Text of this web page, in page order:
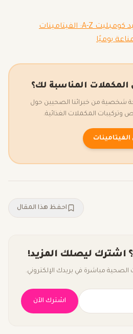
فيتاسيد كومبليت A-Z: الفيتامينات
يوميًا
المكملات المناسبة لك؟
شخصية من خبرائنا الصحيين حول
وتركيبات المكملات الغذائية.
احفظ هذا المقال
اشترك ليصلك المزيد!
مباشرة في بريدك الإلكتروني.
اشترك الآن